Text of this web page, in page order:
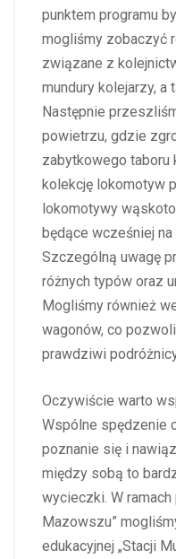
punktem programu
mogliśmy zobaczyć
związane z
mundury kolejarzy, a
Następnie
powietrzu, gdzie
zabytkowego taboru
kolekcję lokomotyw
lokomotywy
będące wcześniej na
Szczególną uwagę
różnych typów oraz
Mogliśmy również
wagonów, co
prawdziwi
Oczywiście warto
Wspólne spędzenie
poznanie się i
między sobą to
wycieczki. W ramach
Mazowszu”
edukacyjnej „Stacji